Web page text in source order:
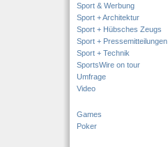
Sport & Werbung
Sport + Architektur
Sport + Hübsches Zeugs
Sport + Pressemitteilungen
Sport + Technik
SportsWire on tour
Umfrage
Video
Games
Poker